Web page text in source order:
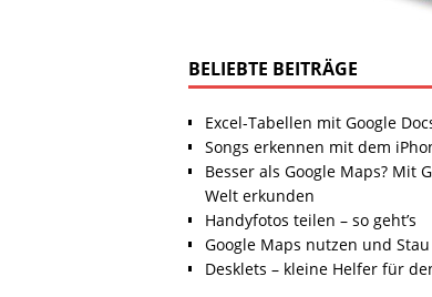
BELIEBTE BEITRÄGE
Excel-Tabellen mit Google
Songs erkennen mit dem
Besser als Google Maps? Mit
Welt erkunden
Handyfotos teilen – so geht’s
Google Maps nutzen und
Desklets – kleine Helfer für